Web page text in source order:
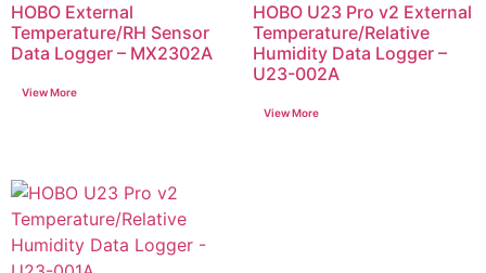
HOBO External
Temperature/RH Sensor
Data Logger – MX2302A
HOBO U23 Pro v2 External
Temperature/Relative
Humidity Data Logger –
U23-002A